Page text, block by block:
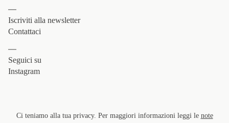
Iscriviti alla newsletter
Contattaci
Seguici su
Instagram
Ci teniamo alla tua privacy. Per maggiori informazioni leggi le note